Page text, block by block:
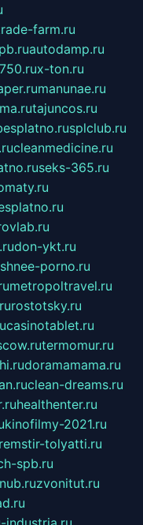
farm.ru
autodamp.ru
x-ton.ru
manunae.ru
tajuncos.ru
splclub.ru
cleanmedicine.ru
seks-365.ru
don-ykt.ru
porno.ru
metropoltravel.ru
rostotsky.ru
casinotablet.ru
termomur.ru
doramamama.ru
clean-dreams.ru
healthenter.ru
kinofilmy-2021.ru
remstir-tolyatti.ru
spb.ru
zvonitut.ru